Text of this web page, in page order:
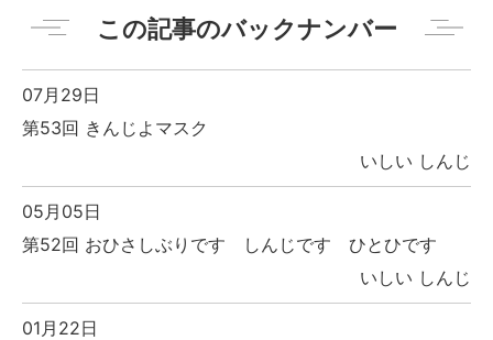
この記事のバックナンバー
07月29日
第53回 きんじよマスク
いしい しんじ
05月05日
第52回 おひさしぶりです しんじです ひとひです
いしい しんじ
01月22日